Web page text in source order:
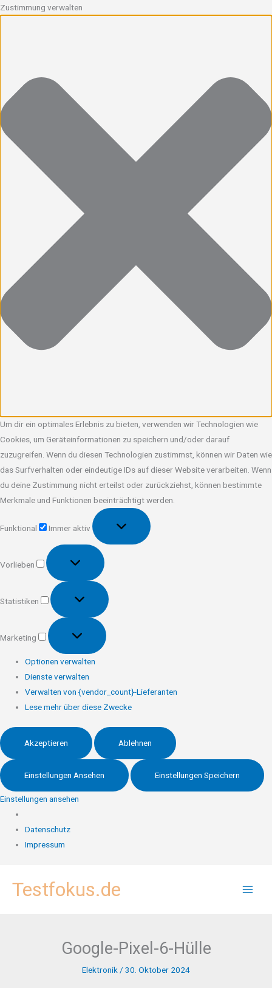
Zustimmung verwalten
Um dir ein optimales Erlebnis zu bieten, verwenden wir Technologien wie
Cookies, um Geräteinformationen zu speichern und/oder darauf
zuzugreifen. Wenn du diesen Technologien zustimmst, können wir Daten wie
das Surfverhalten oder eindeutige IDs auf dieser Website verarbeiten. Wenn
du deine Zustimmung nicht erteilst oder zurückziehst, können bestimmte
Merkmale und Funktionen beeinträchtigt werden.
Funktional
Immer aktiv
Vorlieben
Vorlieben
Statistiken
Statistiken
Marketing
Marketing
Optionen verwalten
Dienste verwalten
Verwalten von {vendor_count}-Lieferanten
Lese mehr über diese Zwecke
Akzeptieren Ablehnen
Einstellungen Ansehen Einstellungen Speichern
Einstellungen ansehen
Datenschutz
Impressum
InhaltTestfokus.de
Google-Pixel-6-Hülle
Elektronik / 30. Oktober 2024